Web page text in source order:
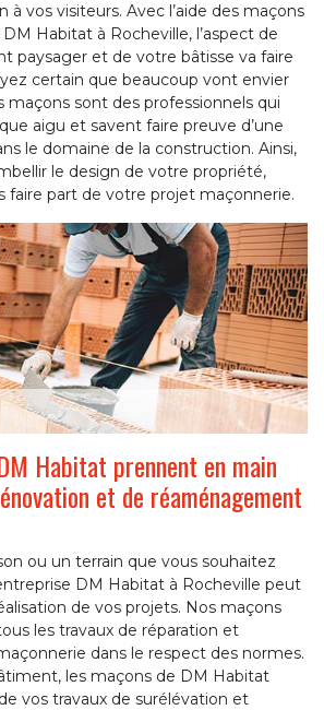
à vos visiteurs. Avec l’aide des maçons
Habitat à Rocheville, l’aspect de
paysager et de votre bâtisse va faire
certain que beaucoup vont envier
maçons sont des professionnels qui
aigu et savent faire preuve d’une
le domaine de la construction. Ainsi,
le design de votre propriété,
faire part de votre projet maçonnerie.
Habitat prennent en main
et de réaménagement
ou un terrain que vous souhaitez
DM Habitat à Rocheville peut
de vos projets. Nos maçons
les travaux de réparation et
dans le respect des normes.
les maçons de DM Habitat
vos travaux de surélévation et